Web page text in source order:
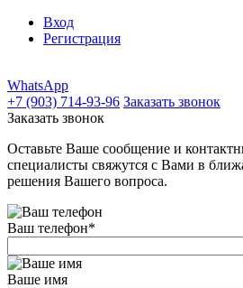
Вход
Регистрация
WhatsApp
+7 (903) 714-93-96 Заказать звонок
Заказать звонок
Оставьте Ваше сообщение и
специалисты свяжутся с Вами в
решения Вашего вопроса.
Ваш телефон*
Ваше имя